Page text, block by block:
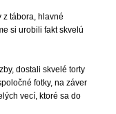
z tábora, hlavné
si urobili fakt skvelú
dostali skvelé torty
fotky, na záver
vecí, ktoré sa do